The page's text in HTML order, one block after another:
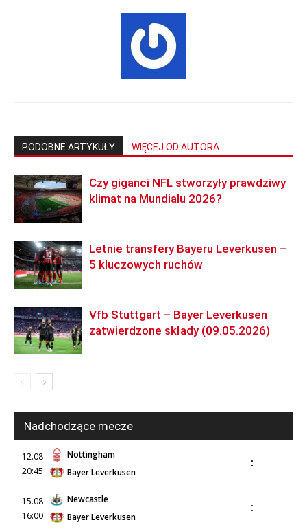
PODOBNE ARTYKUŁY WIĘCEJ OD AUTORA
Czy giganci NFL stworzyły prawdziwy
klimat na Mundialu 2026?
Letnie transfery Bayeru Leverkusen –
5 kluczowych ruchów
Vfb Stuttgart – Bayer Leverkusen
zatwierdzone składy (09.05.2026)
Nadchodzące mecze
12.08
20:45
Nottingham
Bayer Leverkusen
:
15.08
16:00
Newcastle
Bayer Leverkusen
: